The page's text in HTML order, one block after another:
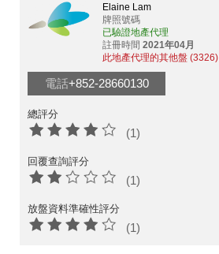
Elaine Lam
牌照號碼
已驗證地產代理
註冊時間 2021年04月
此地產代理的其他盤 (3326)
電話+852-28660130
總評分
(1)
回覆查詢評分
(1)
放盤資料準確性評分
(1)